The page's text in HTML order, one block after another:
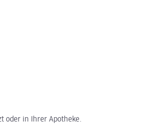
oder in Ihrer Apotheke.